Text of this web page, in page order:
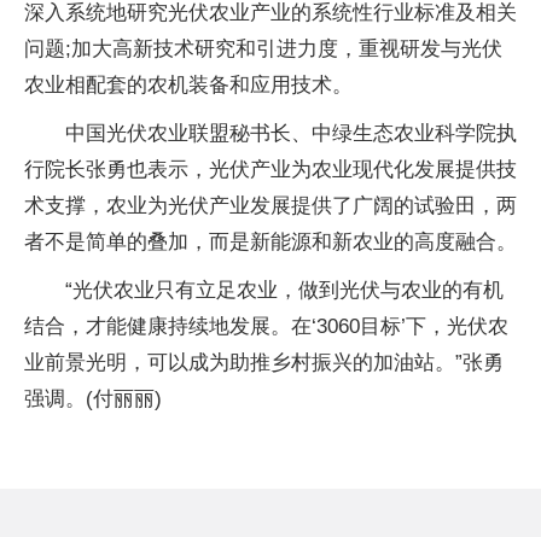
深入系统地研究光伏农业产业的系统性行业标准及相关
问题;加大高新技术研究和引进力度，重视研发与光伏
农业相配套的农机装备和应用技术。
中国光伏农业联盟秘书长、中绿生态农业科学院执
行院长张勇也表示，光伏产业为农业现代化发展提供技
术支撑，农业为光伏产业发展提供了广阔的试验田，两
者不是简单的叠加，而是新能源和新农业的高度融合。
“光伏农业只有立足农业，做到光伏与农业的有机
结合，才能健康持续地发展。在‘3060目标’下，光伏农
业前景光明，可以成为助推乡村振兴的加油站。”张勇
强调。(付丽丽)